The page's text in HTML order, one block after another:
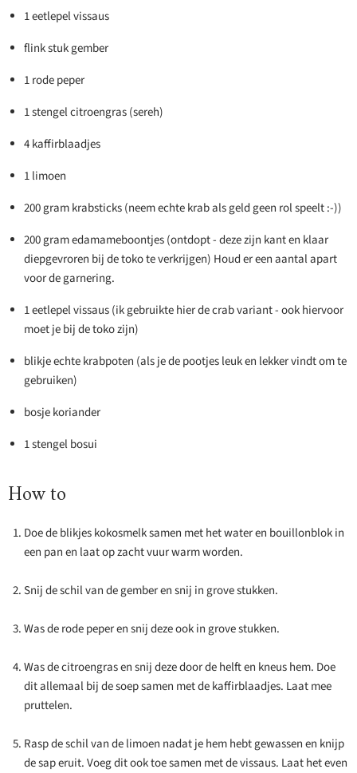
1 eetlepel vissaus
flink stuk gember
1 rode peper
1 stengel citroengras (sereh)
4 kaffirblaadjes
1 limoen
200 gram krabsticks (neem echte krab als geld geen rol speelt :-))
200 gram edamameboontjes (ontdopt - deze zijn kant en klaar
diepgevroren bij de toko te verkrijgen) Houd er een aantal apart
voor de garnering.
1 eetlepel vissaus (ik gebruikte hier de crab variant - ook hiervoor
moet je bij de toko zijn)
blikje echte krabpoten (als je de pootjes leuk en lekker vindt om te
gebruiken)
bosje koriander
1 stengel bosui
How to
Doe de blikjes kokosmelk samen met het water en bouillonblok in
een pan en laat op zacht vuur warm worden.
Snij de schil van de gember en snij in grove stukken.
Was de rode peper en snij deze ook in grove stukken.
Was de citroengras en snij deze door de helft en kneus hem. Doe
dit allemaal bij de soep samen met de kaffirblaadjes. Laat mee
pruttelen.
Rasp de schil van de limoen nadat je hem hebt gewassen en knijp
de sap eruit. Voeg dit ook toe samen met de vissaus. Laat het even